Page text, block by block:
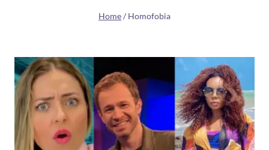
Home/ Homofobia